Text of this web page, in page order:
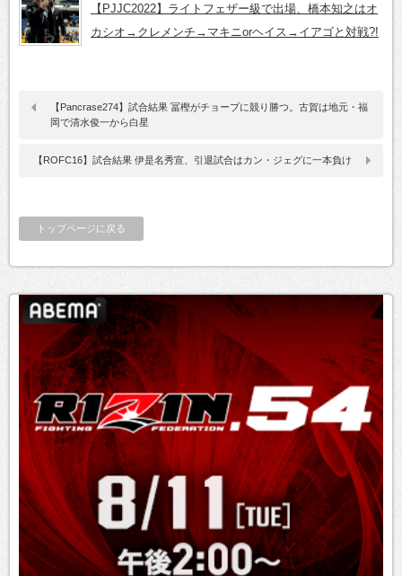
【PJJC2022】ライトフェザー級で出場、橋本知之はオ
カシオ→クレメンチ→マキニorヘイス→イアゴと対戦?!
【Pancrase274】試合結果 冨樫がチョープに競り勝つ。古賀は地元・福
岡で清水俊一から白星
【ROFC16】試合結果 伊是名秀宣、引退試合はカン・ジェグに一本負け
トップページに戻る